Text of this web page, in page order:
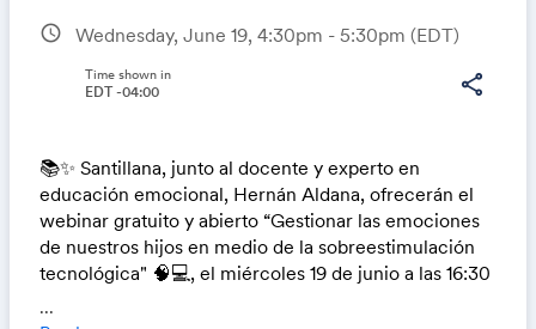
schedule Wednesday, June 19, 4:30pm - 5:30pm (EDT)
share
Time shown in
EDT -04:00
📚✨ Santillana, junto al docente y experto en
educación emocional, Hernán Aldana, ofrecerán el
webinar gratuito y abierto “Gestionar las emociones
de nuestros hijos en medio de la sobreestimulación
tecnológica" 🧠💻, el miércoles 19 de junio a las 16:30
...
Link: